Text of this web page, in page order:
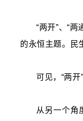
“两开”、“
的永恒主题。民
可见，“两
从另一个角